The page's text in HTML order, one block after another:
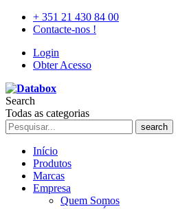
+ 351 21 430 84 00
Contacte-nos !
Login
Obter Acesso
Search
Todas as categorias
search
Início
Produtos
Marcas
Empresa
Quem Somos